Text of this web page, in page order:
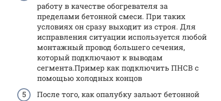
работу в качестве обогревателя за
пределами бетонной смеси. При таких
условиях он сразу выходит из строя. Для
исправления ситуации используется любой
монтажный провод большего сечения,
который подключают к выводам
сегмента.Пример как подключить ПНСВ с
помощью холодных концов
После того, как опалубку зальют бетонной